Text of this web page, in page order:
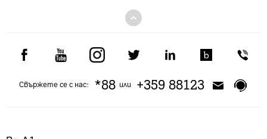
Свържете се с нас: *88или +359 88123